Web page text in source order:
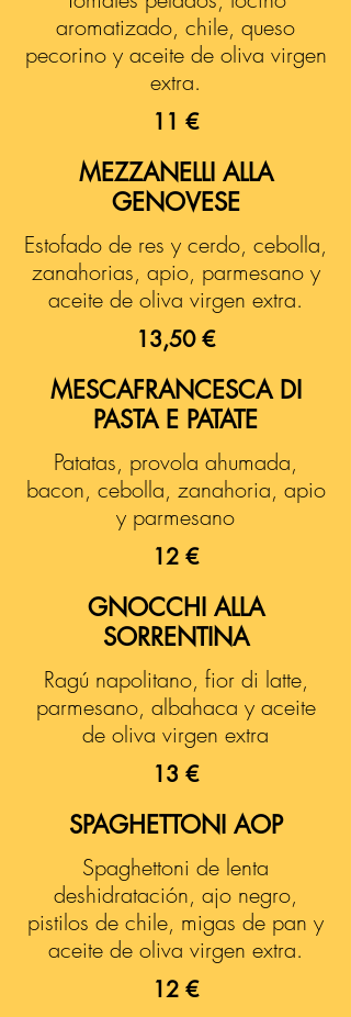
aromatizado, chile, queso
pecorino y aceite de oliva virgen
extra.
11 €
MEZZANELLI ALLA
GENOVESE
Estofado de res y cerdo, cebolla,
zanahorias, apio, parmesano y
aceite de oliva virgen extra.
13,50 €
MESCAFRANCESCA DI
PASTA E PATATE
Patatas, provola ahumada,
bacon, cebolla, zanahoria, apio
y parmesano
12 €
GNOCCHI ALLA
SORRENTINA
Ragú napolitano, fior di latte,
parmesano, albahaca y aceite
de oliva virgen extra
13 €
SPAGHETTONI AOP
Spaghettoni de lenta
deshidratación, ajo negro,
pistilos de chile, migas de pan y
aceite de oliva virgen extra.
12 €